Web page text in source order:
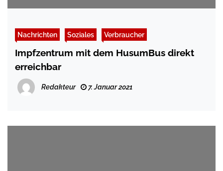
Nachrichten Soziales Verbraucher
Impfzentrum mit dem HusumBus direkt
erreichbar
Redakteur 7. Januar 2021